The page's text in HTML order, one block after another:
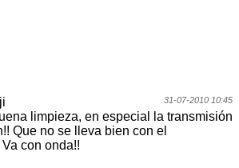
31-07-2010 10:45
limpieza, en especial la transmisión
Que no se lleva bien con el
con onda!!